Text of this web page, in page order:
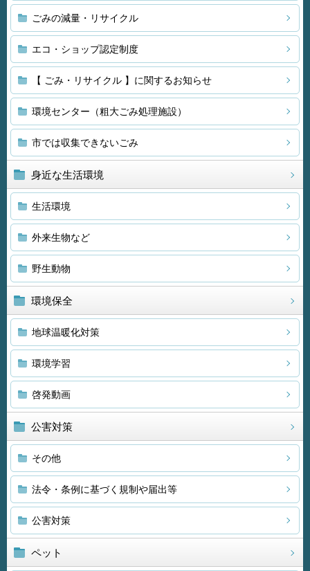
ごみの減量・リサイクル
エコ・ショップ認定制度
【 ごみ・リサイクル 】に関するお知らせ
環境センター（粗大ごみ処理施設）
市では収集できないごみ
身近な生活環境
生活環境
外来生物など
野生動物
環境保全
地球温暖化対策
環境学習
啓発動画
公害対策
その他
法令・条例に基づく規制や届出等
公害対策
ペット